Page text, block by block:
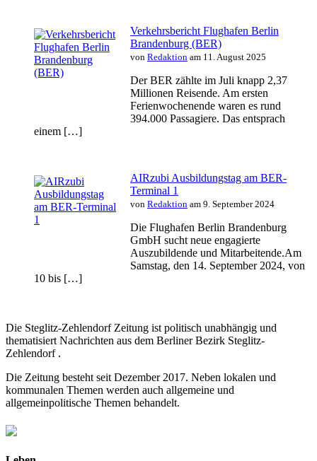
Verkehrsbericht Flughafen Berlin
Brandenburg (BER)
von Redaktion am 11. August 2025
Der BER zählte im Juli knapp 2,37
Millionen Reisende. Am ersten
Ferienwochenende waren es rund
394.000 Passagiere. Das entsprach
einem […]
AIRzubi Ausbildungstag am BER-
Terminal 1
von Redaktion am 9. September 2024
Die Flughafen Berlin Brandenburg
GmbH sucht neue engagierte
Auszubildende und Mitarbeitende.Am
Samstag, den 14. September 2024, von
10 bis […]
Die Steglitz-Zehlendorf Zeitung ist politisch unabhängig und
thematisiert Nachrichten aus dem Berliner Bezirk Steglitz-
Zehlendorf .
Die Zeitung besteht seit Dezember 2017. Neben lokalen und
kommunalen Themen werden auch allgemeine und
allgemeinpolitische Themen behandelt.